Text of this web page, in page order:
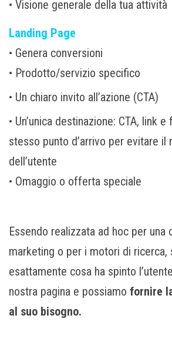
• Visione generale della tua attività
Landing Page
• Genera conversioni
• Prodotto/servizio specifico
• Un chiaro invito all’azione (CTA)
• Un’unica destinazione: CTA, link
stesso punto d’arrivo per evitare il
dell’utente
• Omaggio o offerta speciale
Essendo realizzata ad hoc per una
marketing o per i motori di ricerca,
esattamente cosa ha spinto
nostra pagina e possiamo fornire
al suo bisogno.